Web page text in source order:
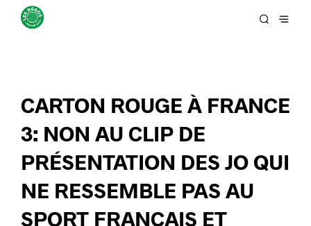
CARTON ROUGE À FRANCE
3: NON AU CLIP DE
PRÉSENTATION DES JO QUI
NE RESSEMBLE PAS AU
SPORT FRANÇAIS ET